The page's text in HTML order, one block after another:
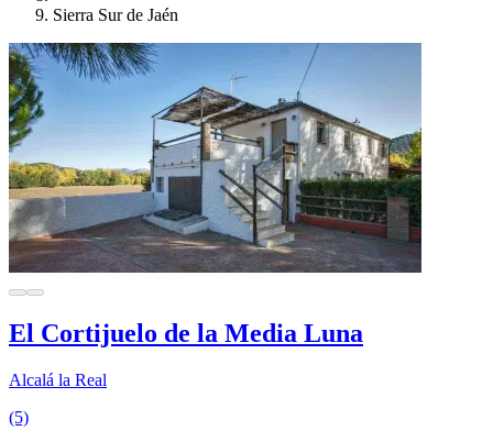
Sierra Sur de Jaén
El Cortijuelo de la Media Luna
Alcalá la Real
(5)